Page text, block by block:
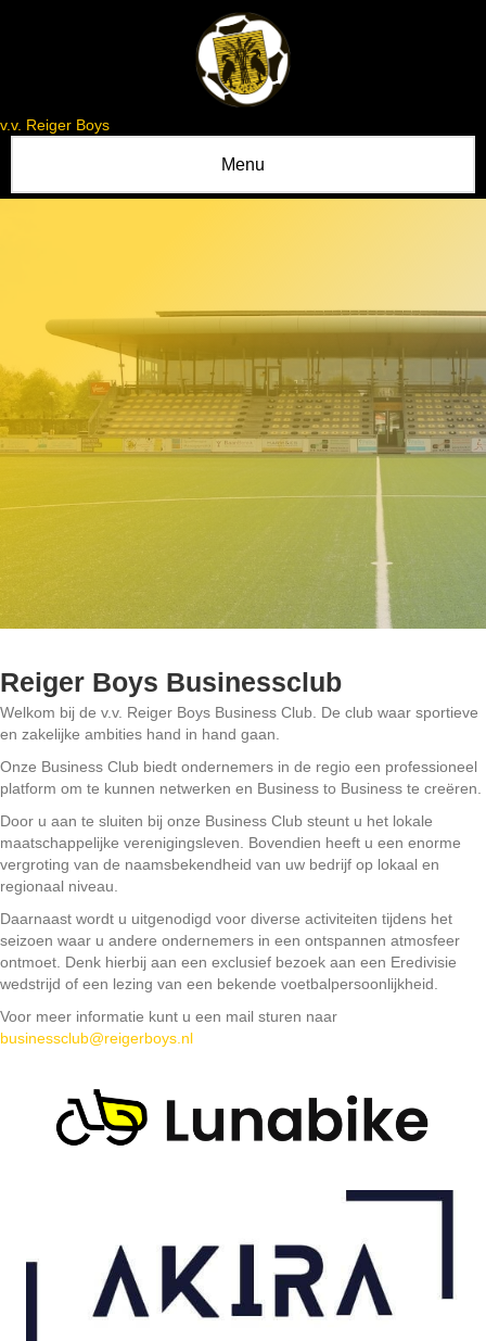
v.v. Reiger Boys
Menu
Reiger Boys Businessclub
Welkom bij de v.v. Reiger Boys Business Club. De club waar sportieve
en zakelijke ambities hand in hand gaan.
Onze Business Club biedt ondernemers in de regio een professioneel
platform om te kunnen netwerken en Business to Business te creëren.
Door u aan te sluiten bij onze Business Club steunt u het lokale
maatschappelijke verenigingsleven. Bovendien heeft u een enorme
vergroting van de naamsbekendheid van uw bedrijf op lokaal en
regionaal niveau.
Daarnaast wordt u uitgenodigd voor diverse activiteiten tijdens het
seizoen waar u andere ondernemers in een ontspannen atmosfeer
ontmoet. Denk hierbij aan een exclusief bezoek aan een Eredivisie
wedstrijd of een lezing van een bekende voetbalpersoonlijkheid.
Voor meer informatie kunt u een mail sturen naar
businessclub@reigerboys.nl